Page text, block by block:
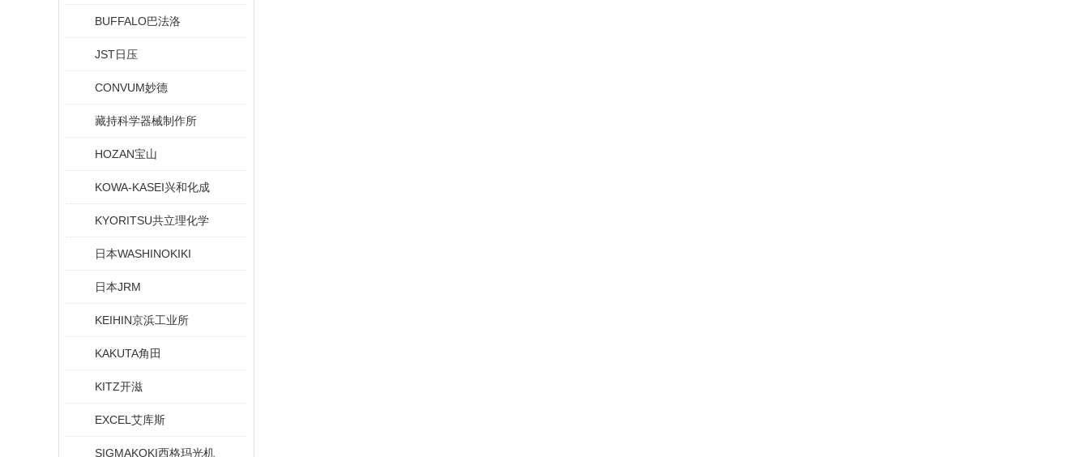
BUFFALO巴法洛
JST日压
CONVUM妙德
藏持科学器械制作所
HOZAN宝山
KOWA-KASEI兴和化成
KYORITSU共立理化学
日本WASHINOKIKI
日本JRM
KEIHIN京浜工业所
KAKUTA角田
KITZ开滋
EXCEL艾库斯
SIGMAKOKI西格玛光机